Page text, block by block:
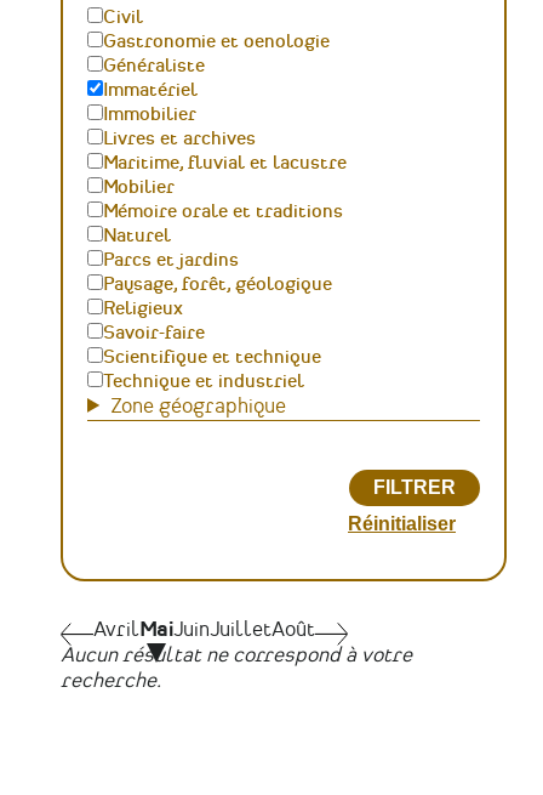
Pagination
AvrilAvrilMaiJuinJuilletAoûtJuin
Aucun résultat ne correspond à votre
recherche.
Civil
Gastronomie et oenologie
Généraliste
Immatériel
Immobilier
Livres et archives
Maritime, fluvial et lacustre
Mobilier
Mémoire orale et traditions
Naturel
Parcs et jardins
Paysage, forêt, géologique
Religieux
Savoir-faire
Scientifique et technique
Technique et industriel
Zone géographique